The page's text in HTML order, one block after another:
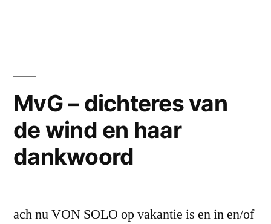
Bart
Top
over
MvG – dichteres van
de wind en haar
dankwoord
ach nu VON SOLO op vakantie is en in en/of